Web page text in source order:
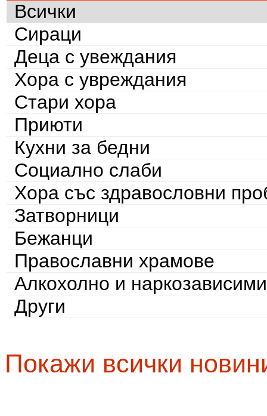
Всички
Сираци
Деца с увеждания
Хора с увреждания
Стари хора
Приюти
Кухни за бедни
Социално слаби
Хора със здравословни
Затворници
Бежанци
Православни храмове
Алкохолно и наркозависими
Други
Покажи всички